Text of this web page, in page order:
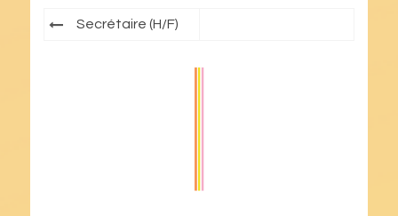
Navigation
Secrétaire (H/F)